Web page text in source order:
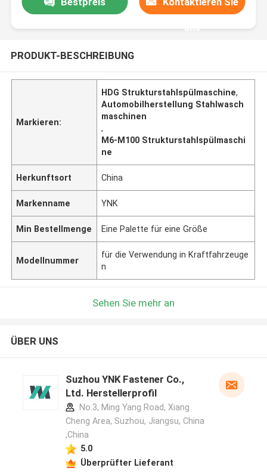
uns
PRODUKT-BESCHREIBUNG
Markieren:
HDG Strukturstahlspülmaschine,
Automobilherstellung Stahlwasch
maschinen
,
M6-M100 Strukturstahlspülmaschi
ne
Herkunftsort China
Markenname YNK
Min Bestellmenge Eine Palette für eine Größe
Modellnummer
für die Verwendung in Kraftfahrzeuge
n
Sehen Sie mehr an
ÜBER UNS
Suzhou YNK Fastener Co.,
Ltd. Herstellerprofil
No.3, Ming Yang Road, Xiang
Cheng Area, Suzhou, Jiangsu, China
,China
5.0
Überprüfter Lieferant